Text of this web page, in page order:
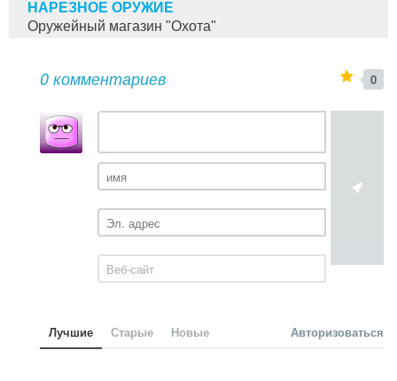
НАРЕЗНОЕ ОРУЖИЕ
Оружейный магазин "Охота"
0 комментариев 0
Лучшие Старые Новые Авторизоваться